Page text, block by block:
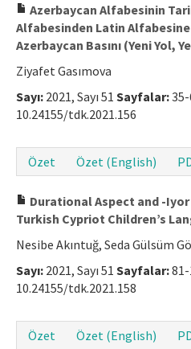
Yayın İlkeleri
Etik İlkeler
İletişim
Makale Gönder
ISSN: 1301-0077 · e-ISSN: 2651-
Azerbaycan Alfabesinin
Alfabesinden Latin Alfabesine
Azerbaycan Basını (Yeni Yol,
Ziyafet Gasımova
Sayı: 2021, Sayı 51 Sayfalar:
10.24155/tdk.2021.156
Özet
Özet (English)
Durational Aspect and -Iyor
Turkish Cypriot Children’s
Nesibe Akıntuğ, Seda Gülsüm
Sayı: 2021, Sayı 51 Sayfalar:
10.24155/tdk.2021.158
Özet
Özet (English)